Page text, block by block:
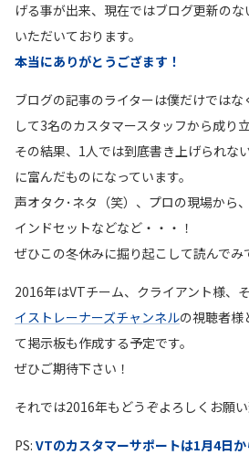
げる事が出来、現在ではブログ更新の
いただいております。
本当にありがとうござます！
ブログの記事のライターは僕だけでは
して3名のカスタマースタッフから成り立
その結果、1人では到底書き上げられな
に富んだものになっています。
声オタク･ネタ（笑）、プロの現場から
インドセットなどなど・・・！
ぜひこの冬休みに掘り起こして読んでみ
2016年はVTチーム、クライアント様、
イストレーナーズチャンネルの視聴者様
て掲示板も作成する予定です。
ぜひご期待下さい！
それでは2016年もどうぞよろしくお願い
PS: VTのカスタマーサポートは1月4日